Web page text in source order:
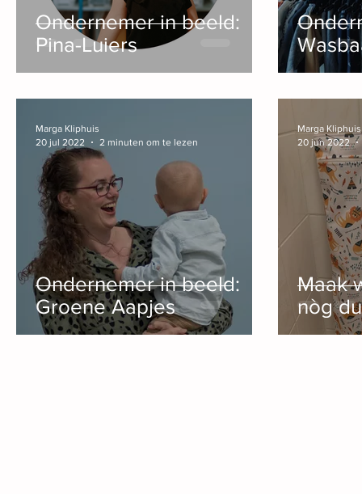
Ondernemer in beeld:
Pina-Luiers
Ondernemer in beeld:
Groene Aapjes
Marga Kliphuis
20 jul 2022
2 minuten om te lezen
Maak
nòg
Marga Kliphuis
20 jun 2022